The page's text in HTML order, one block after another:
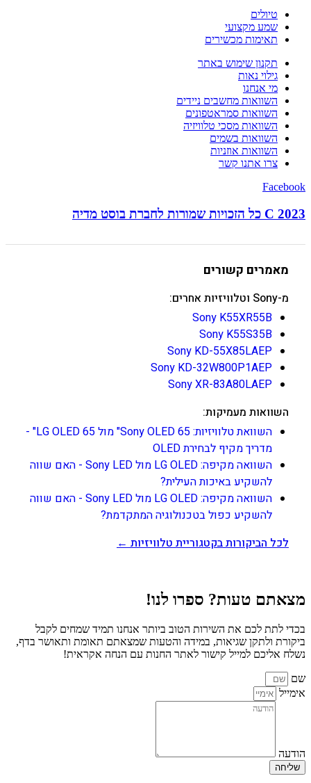
טיולים
שמע מקצועי
תאימות מכשירים
תקנון שימוש באתר
גילוי נאות
מי אנחנו
השוואות מחשבים ניידים
השוואות סמראטפונים
השוואות מסכי טלוויזיה
השוואות בשמים
השוואות אוזניות
צרו אתנו קשר
Facebook
C 2023 כל הזכויות שמורות לחברת בוסט מדיה
מאמרים קשורים
מ-Sony וטלוויזיות אחרים:
Sony K55XR55B
Sony K55S35B
Sony KD-55X85LAEP
Sony KD-32W800P1AEP
Sony XR-83A80LAEP
השוואות מעמיקות:
השוואת טלוויזיות: Sony OLED 65" מול LG OLED 65" -
מדריך מקיף לבחירת OLED
השוואה מקיפה: LG OLED מול Sony LED - האם שווה
להשקיע באיכות העילית?
השוואה מקיפה: LG OLED מול Sony LED - האם שווה
להשקיע כפול בטכנולוגיה המתקדמת?
לכל הביקורות בקטגוריית טלוויזיות ←
מצאתם טעות? ספרו לנו!
בכדי לתת לכם את השירות הטוב ביותר אנחנו תמיד שמחים לקבל
ביקורת ולתקן שגיאות, במידה והטעות שמצאתם תאומת ותאושר בדף,
נשלח אליכם למייל קישור לאתר החנות עם הנחה אקראית!
שם
אימייל
הודעה
שליחה